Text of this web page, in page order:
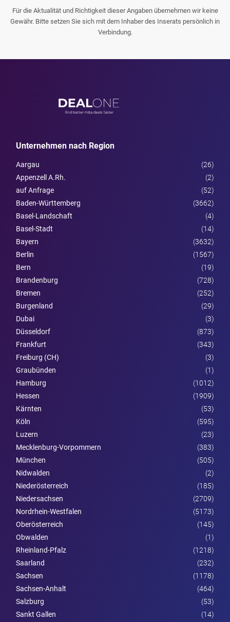
Für die Aktualität und Richtigkeit dieser Angaben übernehmen wir keine
Gewähr. Bitte setzen Sie sich mit dem Inhaber des Inserats persönlich in
Verbindung.
Unternehmen nach Region
Aargau
(26)
Appenzell A.Rh.
(2)
auf Anfrage
(52)
Baden-Württemberg
(3662)
Basel-Landschaft
(4)
Basel-Stadt
(14)
Bayern
(3632)
Berlin
(1567)
Bern
(19)
Brandenburg
(728)
Bremen
(252)
Burgen­land
(29)
Dubai
(3)
Düsseldorf
(873)
Frankfurt
(343)
Freiburg (CH)
(3)
Graubünden
(1)
Hamburg
(1012)
Hessen
(1909)
Kärnten
(53)
Köln
(595)
Luzern
(23)
Mecklenburg-Vorpommern
(383)
München
(505)
Nidwalden
(2)
Nieder­österreich
(185)
Niedersachsen
(2709)
Nordrhein-Westfalen
(5173)
Ober­österreich
(145)
Obwalden
(1)
Rheinland-Pfalz
(1218)
Saarland
(232)
Sachsen
(1178)
Sachsen-Anhalt
(464)
Salzburg
(53)
Sankt Gallen
(14)